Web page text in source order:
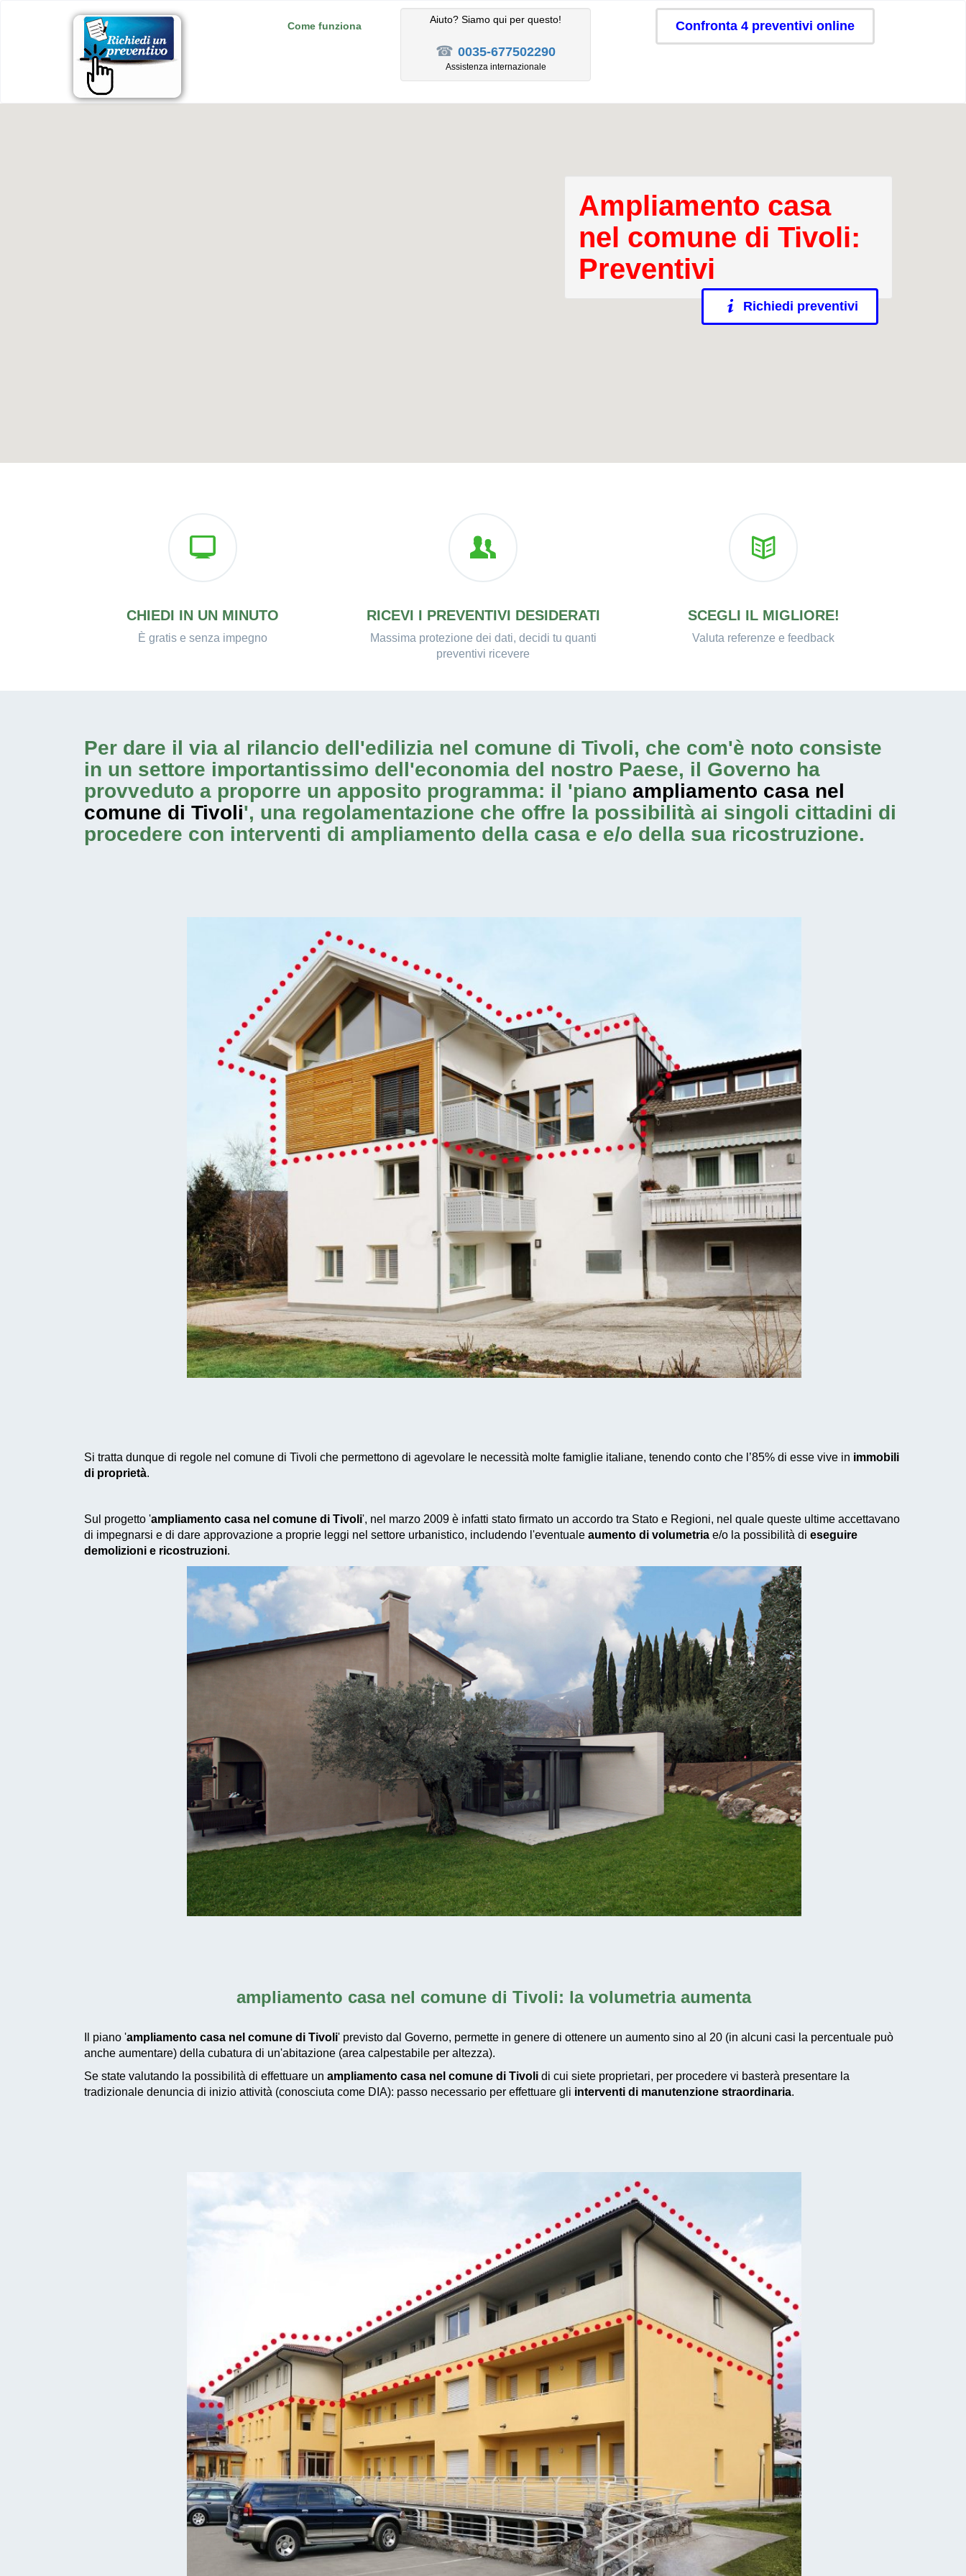
Come funziona
Aiuto? Siamo qui per questo!
☎ 0035-677502290
Assistenza internazionale
Confronta 4 preventivi online
Ampliamento casa
nel comune di Tivoli:
Preventivi
Richiedi preventivi
CHIEDI IN UN MINUTO
È gratis e senza impegno
RICEVI I PREVENTIVI DESIDERATI
Massima protezione dei dati, decidi tu quanti
preventivi ricevere
SCEGLI IL MIGLIORE!
Valuta referenze e feedback
Per dare il via al rilancio dell'edilizia nel comune di Tivoli, che com'è noto consiste
in un settore importantissimo dell'economia del nostro Paese, il Governo ha
provveduto a proporre un apposito programma: il 'piano ampliamento casa nel
comune di Tivoli', una regolamentazione che offre la possibilità ai singoli cittadini di
procedere con interventi di ampliamento della casa e e/o della sua ricostruzione.
Si tratta dunque di regole nel comune di Tivoli che permettono di agevolare le necessità molte famiglie italiane, tenendo conto che l’85% di esse vive in immobili
di proprietà.
Sul progetto 'ampliamento casa nel comune di Tivoli', nel marzo 2009 è infatti stato firmato un accordo tra Stato e Regioni, nel quale queste ultime accettavano
di impegnarsi e di dare approvazione a proprie leggi nel settore urbanistico, includendo l'eventuale aumento di volumetria e/o la possibilità di eseguire
demolizioni e ricostruzioni.
ampliamento casa nel comune di Tivoli: la volumetria aumenta
Il piano 'ampliamento casa nel comune di Tivoli' previsto dal Governo, permette in genere di ottenere un aumento sino al 20 (in alcuni casi la percentuale può
anche aumentare) della cubatura di un'abitazione (area calpestabile per altezza).
Se state valutando la possibilità di effettuare un ampliamento casa nel comune di Tivoli di cui siete proprietari, per procedere vi basterà presentare la
tradizionale denuncia di inizio attività (conosciuta come DIA): passo necessario per effettuare gli interventi di manutenzione straordinaria.